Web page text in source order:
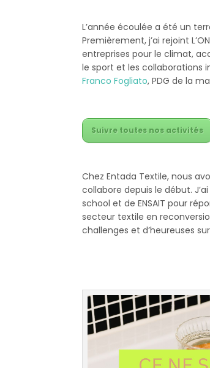
L’année écoulée a été un
Premièrement, j’ai rejoint
entreprises pour le climat,
le sport et les collaborations
Franco Fogliato, PDG de la
Suivre toutes nos activités
Chez Entada Textile, nous
collabore depuis le début.
school et de ENSAIT pour
secteur textile en
challenges et d’heureuses